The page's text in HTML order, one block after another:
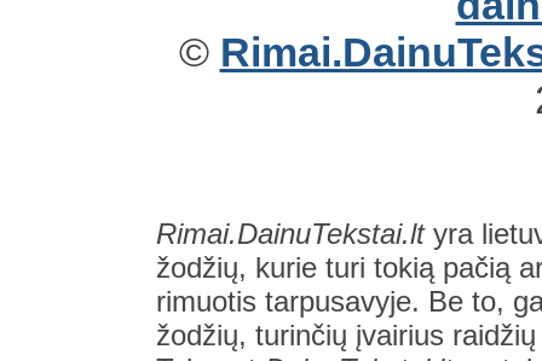
©
Rimai.DainuTekstai.ltyra
žodžių, kurie turi tokią pačią
rimuotis tarpusavyje. Be to,
žodžių, turinčių įvairius